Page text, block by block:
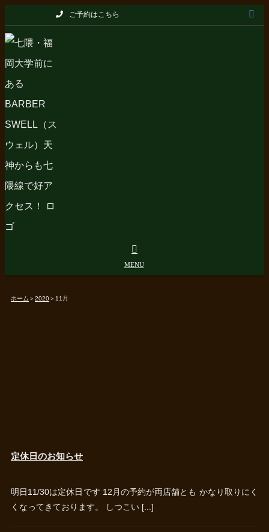
to
ご予約はこちら
ホーム ＞2020＞ 11月
定休日のお知らせ
明日11/30は定休日です 12月の予約が両店舗とも かなり取りにく
くなってきております。 しつこい [...]